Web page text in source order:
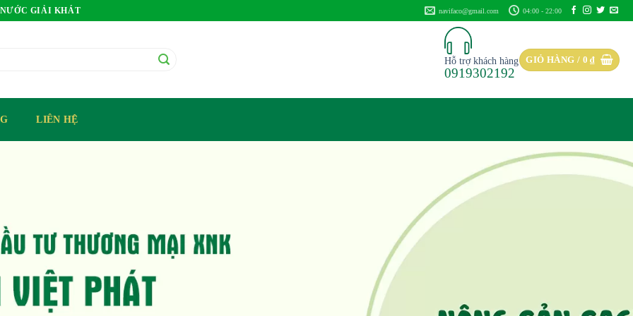
GIẢI KHÁT navifaco@gmail.com 04:00 - 22:00
Hỗ trợ khách hàng
0919302192
GIỎ HÀNG / 0₫
LIÊN HỆ